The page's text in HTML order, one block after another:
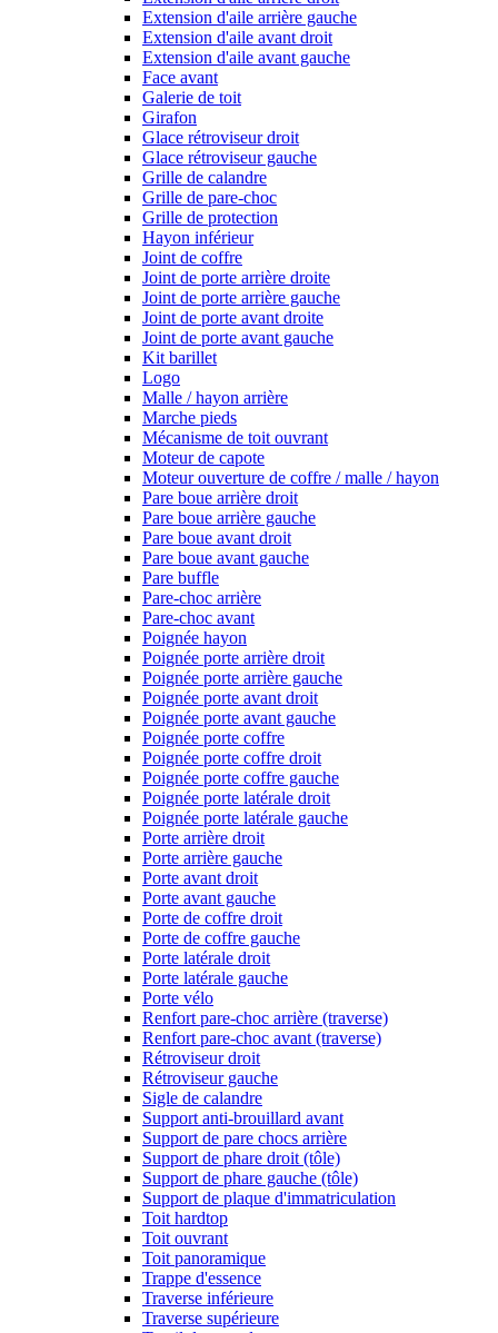
Extension d'aile arrière gauche
Extension d'aile avant droit
Extension d'aile avant gauche
Face avant
Galerie de toit
Girafon
Glace rétroviseur droit
Glace rétroviseur gauche
Grille de calandre
Grille de pare-choc
Grille de protection
Hayon inférieur
Joint de coffre
Joint de porte arrière droite
Joint de porte arrière gauche
Joint de porte avant droite
Joint de porte avant gauche
Kit barillet
Logo
Malle / hayon arrière
Marche pieds
Mécanisme de toit ouvrant
Moteur de capote
Moteur ouverture de coffre / malle / hayon
Pare boue arrière droit
Pare boue arrière gauche
Pare boue avant droit
Pare boue avant gauche
Pare buffle
Pare-choc arrière
Pare-choc avant
Poignée hayon
Poignée porte arrière droit
Poignée porte arrière gauche
Poignée porte avant droit
Poignée porte avant gauche
Poignée porte coffre
Poignée porte coffre droit
Poignée porte coffre gauche
Poignée porte latérale droit
Poignée porte latérale gauche
Porte arrière droit
Porte arrière gauche
Porte avant droit
Porte avant gauche
Porte de coffre droit
Porte de coffre gauche
Porte latérale droit
Porte latérale gauche
Porte vélo
Renfort pare-choc arrière (traverse)
Renfort pare-choc avant (traverse)
Rétroviseur droit
Rétroviseur gauche
Sigle de calandre
Support anti-brouillard avant
Support de pare chocs arrière
Support de phare droit (tôle)
Support de phare gauche (tôle)
Support de plaque d'immatriculation
Toit hardtop
Toit ouvrant
Toit panoramique
Trappe d'essence
Traverse inférieure
Traverse supérieure